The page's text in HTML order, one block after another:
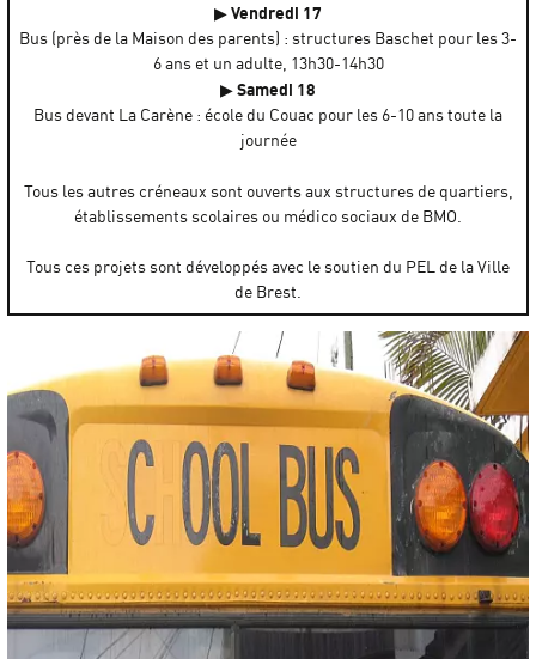
▶Vendredi 17
Bus (près de la Maison des parents) : structures Baschet pour les 3-
6 ans et un adulte, 13h30-14h30
▶Samedi 18
Bus devant La Carène : école du Couac pour les 6-10 ans toute la
journée
Tous les autres créneaux sont ouverts aux structures de quartiers,
établissements scolaires ou médico sociaux de BMO.
Tous ces projets sont développés avec le soutien du PEL de la Ville
de Brest.